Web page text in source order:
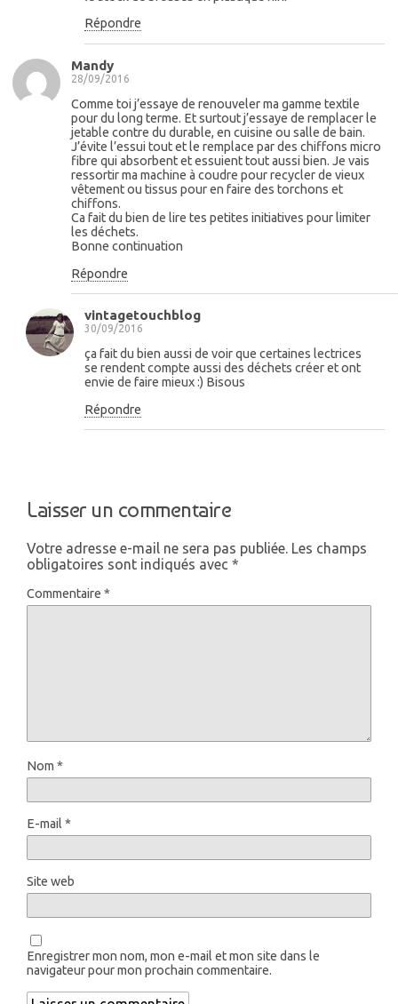
Répondre
Mandy
28/09/2016
Comme toi j’essaye de renouveler ma gamme textile
pour du long terme. Et surtout j’essaye de remplacer le
jetable contre du durable, en cuisine ou salle de bain.
J’évite l’essui tout et le remplace par des chiffons micro
fibre qui absorbent et essuient tout aussi bien. Je vais
ressortir ma machine à coudre pour recycler de vieux
vêtement ou tissus pour en faire des torchons et
chiffons.
Ca fait du bien de lire tes petites initiatives pour limiter
les déchets.
Bonne continuation
Répondre
vintagetouchblog
30/09/2016
ça fait du bien aussi de voir que certaines lectrices
se rendent compte aussi des déchets créer et ont
envie de faire mieux :) Bisous
Répondre
Laisser un commentaire
Votre adresse e-mail ne sera pas publiée. Les champs
obligatoires sont indiqués avec *
Commentaire *
Nom *
E-mail *
Site web
Enregistrer mon nom, mon e-mail et mon site dans le
navigateur pour mon prochain commentaire.